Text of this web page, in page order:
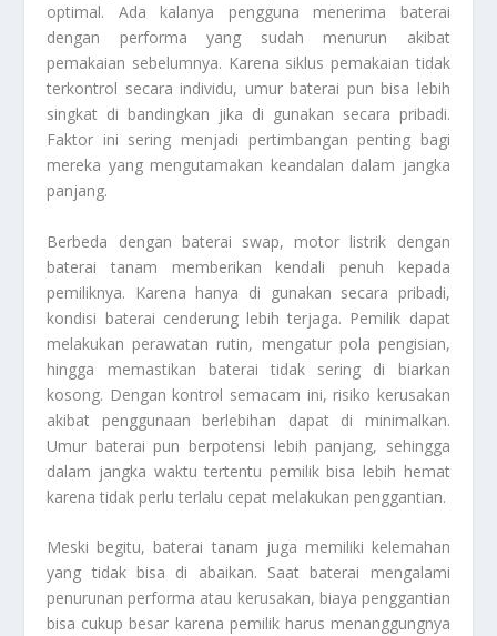
optimal. Ada kalanya pengguna menerima baterai
dengan performa yang sudah menurun akibat
pemakaian sebelumnya. Karena siklus pemakaian tidak
terkontrol secara individu, umur baterai pun bisa lebih
singkat di bandingkan jika di gunakan secara pribadi.
Faktor ini sering menjadi pertimbangan penting bagi
mereka yang mengutamakan keandalan dalam jangka
panjang.
Berbeda dengan baterai swap, motor listrik dengan
baterai tanam memberikan kendali penuh kepada
pemiliknya. Karena hanya di gunakan secara pribadi,
kondisi baterai cenderung lebih terjaga. Pemilik dapat
melakukan perawatan rutin, mengatur pola pengisian,
hingga memastikan baterai tidak sering di biarkan
kosong. Dengan kontrol semacam ini, risiko kerusakan
akibat penggunaan berlebihan dapat di minimalkan.
Umur baterai pun berpotensi lebih panjang, sehingga
dalam jangka waktu tertentu pemilik bisa lebih hemat
karena tidak perlu terlalu cepat melakukan penggantian.
Meski begitu, baterai tanam juga memiliki kelemahan
yang tidak bisa di abaikan. Saat baterai mengalami
penurunan performa atau kerusakan, biaya penggantian
bisa cukup besar karena pemilik harus menanggungnya